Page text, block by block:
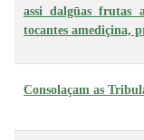
assi dalgūas frutas
tocantes amediçina,
Consolaçam as